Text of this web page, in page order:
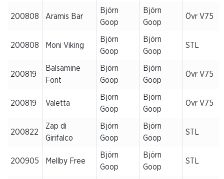
200808 Aramis Bar
Björn
Goop
Björn
Goop
Övr V75
200808 Moni Viking
Björn
Goop
Björn
Goop
STL
200819
Balsamine
Font
Björn
Goop
Björn
Goop
Övr V75
200819 Valetta
Björn
Goop
Björn
Goop
Övr V75
200822
Zap di
Girifalco
Björn
Goop
Björn
Goop
STL
200905 Mellby Free
Björn
Goop
Björn
Goop
STL